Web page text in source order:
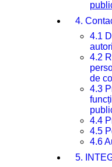
4.
4.1
4.2
de
4.3
4.4
4.5
4.6
5.